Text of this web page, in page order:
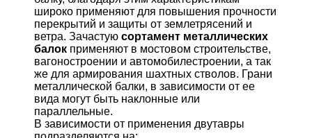
широко применяют для повышения прочности
перекрытий и защиты от землетрясений и
ветра. Зачастую сортамент металлических
балок применяют в мостовом строительстве,
вагоностроении и автомобилестроении, а так
же для армирования шахтных стволов. Грани
металлической балки, в зависимости от ее
вида могут быть наклонные или
параллельные.
В зависимости от применения двутавры